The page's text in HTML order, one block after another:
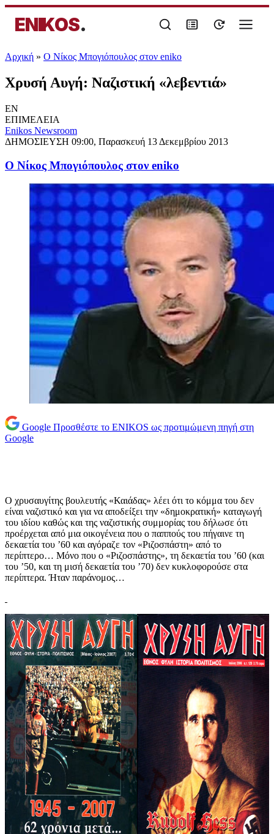
ENIKOS.
Αρχική » Ο Νίκος Μπογιόπουλος στον eniko
Χρυσή Αυγή: Ναζιστική «λεβεντιά»
EN
ΕΠΙΜΕΛΕΙΑ
Enikos Newsroom
ΔΗΜΟΣΙΕΥΣΗ 09:00, Παρασκευή 13 Δεκεμβρίου 2013
Ο Νίκος Μπογιόπουλος στον eniko
Google Προσθέστε το ENIKOS ως προτιμώμενη πηγή στη
Google
Ο χρυσαυγίτης βουλευτής «Καιάδας» λέει ότι το κόμμα του δεν
είναι ναζιστικό και για να αποδείξει την «δημοκρατική» καταγωγή
του ιδίου καθώς και της ναζιστικής συμμορίας του δήλωσε ότι
προέρχεται από μια οικογένεια που ο παππούς του πήγαινε τη
δεκαετία του ’60 και αγόραζε τον «Ριζοσπάστη» από το
περίπτερο… Μόνο που ο «Ριζοσπάστης», τη δεκαετία του ’60 (και
του ’50, και τη μισή δεκαετία του ’70) δεν κυκλοφορούσε στα
περίπτερα. Ήταν παράνομος…